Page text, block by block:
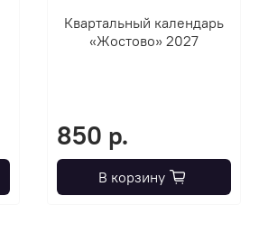
Квартальный календарь
«Жостово» 2027
850 р.
В корзину